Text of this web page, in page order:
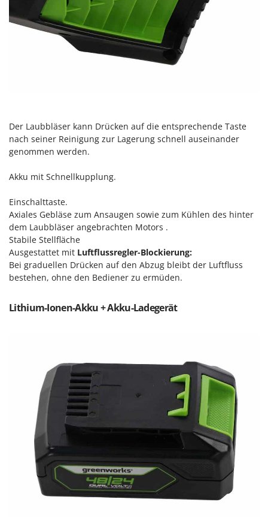
P
Palettengabeln für Traktoren
Pelletpressen
Pflüge für Traktor
Pools
Poolstaubsauger
R
Rasenmäher
Rasensodenschneider
Rasentraktoren Aufsitzmäher
Rasentrimmer - Kantenschneider
Rasentrimmer - Motorsensen - Freischneider
Rupfmaschinen
Scheibenpflüge
Schneefräsen
Schneeräumer
Schrotmühlen - elektrisch
Schwader für Traktoren
Schweißgeräte
Seilwinden - Motorseilwinden
Sichelmähwerke für Traktoren
Forest Master
Francini
GeoTech Pro
Gierre
Ginko - MGM
Girmi
Goodyear
GRAEF
Gre
GreenBay
GRIFO
Hailo
Helvi
Henx
HiKOKI
Honda
Idromatic
Der Laubbläser kann Drücken auf die entsprechende Taste
nach seiner Reinigung zur Lagerung schnell auseinander
genommen werden.
Akku mit Schnellkupplung.
Einschalttaste.
Axiales Gebläse zum Ansaugen sowie zum Kühlen des hinter
dem Laubbläser angebrachten Motors .
Stabile Stellfläche
Ausgestattet mit Luftflussregler-Blockierung:
Bei graduellen Drücken auf den Abzug bleibt der Luftfluss
bestehen, ohne den Bediener zu ermüden.
Lithium-Ionen-Akku + Akku-Ladegerät